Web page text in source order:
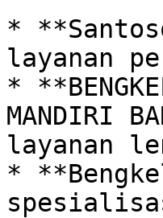
*
layanan
*
MANDIRI
layanan
*